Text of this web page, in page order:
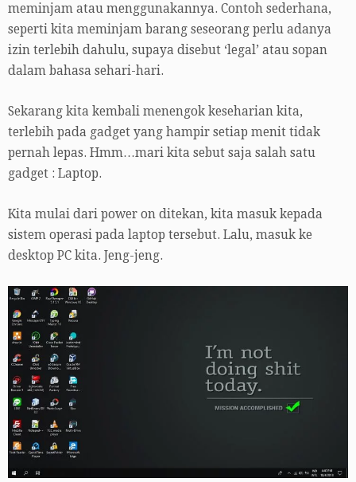
meminjam atau menggunakannya. Contoh sederhana,
seperti kita meminjam barang seseorang perlu adanya
izin terlebih dahulu, supaya disebut ‘legal’ atau sopan
dalam bahasa sehari-hari.
Sekarang kita kembali menengok keseharian kita,
terlebih pada gadget yang hampir setiap menit tidak
pernah lepas. Hmm…mari kita sebut saja salah satu
gadget : Laptop.
Kita mulai dari power on ditekan, kita masuk kepada
sistem operasi pada laptop tersebut. Lalu, masuk ke
desktop PC kita. Jeng-jeng.